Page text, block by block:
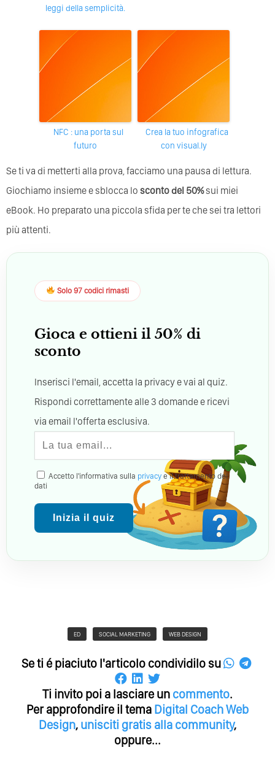
leggi della semplicità.
NFC : una porta sul
futuro
Crea la tuo infografica
con visual.ly
Se ti va di metterti alla prova, facciamo una pausa di lettura.
Giochiamo insieme e sblocca lo sconto del 50%sui miei
eBook. Ho preparato una piccola sfida per te che sei tra lettori
più attenti.
Solo 97 codici rimasti
Gioca e ottieni il 50% di
sconto
Inserisci l'email, accetta la privacy e vai al quiz.
Rispondi correttamente alle 3 domande e ricevi
via email l'offerta esclusiva.
Accetto l'informativa sulla privacy e il trattamento dei
dati
Inizia il quiz
ED SOCIAL MARKETING WEB DESIGN
Se ti é piaciuto l'articolo condividilo su
Ti invito poi a lasciare un commento.
Per approfondire il tema Digital CoachWeb
Design, unisciti gratis alla community,
oppure...